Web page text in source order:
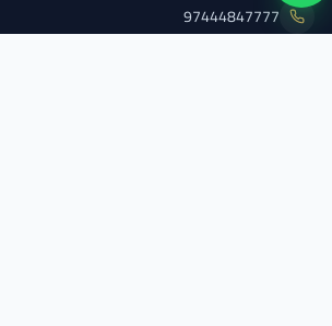
97444847777